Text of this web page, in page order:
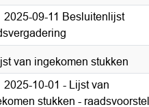
2025-09-11 Besluitenlijst
van ingekomen stukken
2025-10-01 - Lijst van
stukken - raadsvoorstel